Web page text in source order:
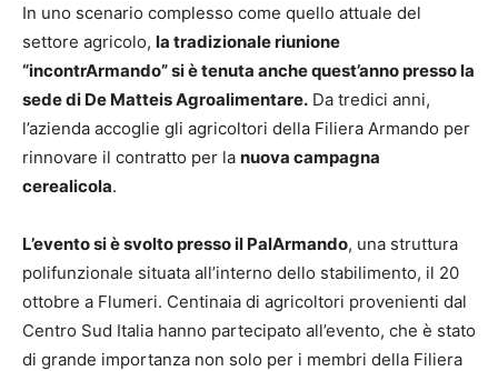
In uno scenario complesso come quello attuale del
settore agricolo, la tradizionale riunione
“incontrArmando” si è tenuta anche quest’anno presso la
sede di De Matteis Agroalimentare. Da tredici anni,
l’azienda accoglie gli agricoltori della Filiera Armando per
rinnovare il contratto per la nuova campagna
cerealicola.
L’evento si è svolto presso il PalArmando, una struttura
polifunzionale situata all’interno dello stabilimento, il 20
ottobre a Flumeri. Centinaia di agricoltori provenienti dal
Centro Sud Italia hanno partecipato all’evento, che è stato
di grande importanza non solo per i membri della Filiera